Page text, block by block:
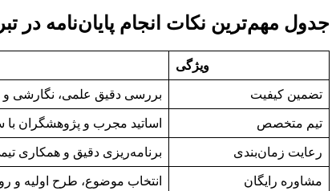
جدول مهم‌ترین نکات انجام پایان‌نامه در
ویژگی
تضمین کیفیت بررسی دقیق علمی، نگارشی
تیم متخصص اساتید مجرب و پژوهشگران با
رعایت زمان‌بندی برنامه‌ریزی دقیق و همکاری
مشاوره رایگان انتخاب موضوع، طرح اولیه